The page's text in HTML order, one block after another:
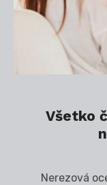
Všetko
Nerezová